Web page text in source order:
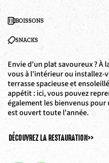
Envie d'un plat savoureux ? À
vous à l'intérieur ou installez-
terrasse spacieuse et
appétit : ici, vous pouvez
également les bienvenus
est ouvert toute l'année.
BOISSONS
SNACKS
DÉCOUVREZ LA RESTAURATION>>